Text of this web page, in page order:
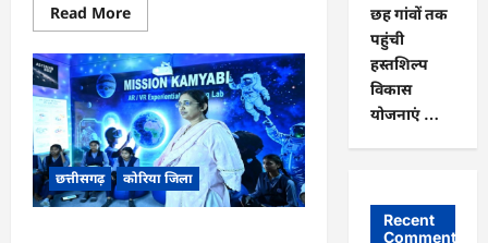
Read MoreRead
more
Rajnandgaon:
विधानसभा
अध्यक्ष
डॉ.
रमन
सिंह
9
एवं
10
अगस्त
को
छत्तीसगढ़ कोरिया जिला
छह गांवों तक
पहुंची
हस्तशिल्प
विकास
योजनाएं …
Recent
Comments